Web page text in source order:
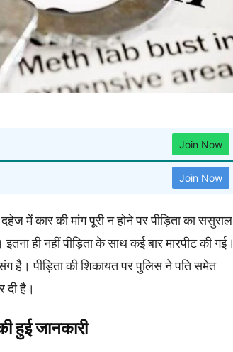
Join Now
Join Now
दहेज में कार की मांग पूरी न होने पर पीड़िता का ससुराल
ही नहीं पीड़िता के साथ कई बार मारपीट की गई।
है। पीड़िता की शिकायत पर पुलिस ने पति समेत
दी है।
हुई जानकारी